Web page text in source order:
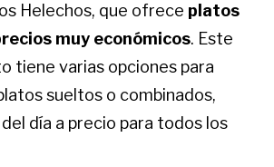
Helechos, que ofrece platos
muy económicos. Este
tiene varias opciones para
sueltos o combinados,
día a precio para todos los